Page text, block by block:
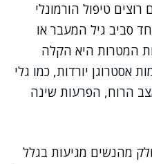
טיפול הורמונלי
סביב גיל המעבר או
המטרות היא הקלה
אסטרוגן יורדות, כמו גלי
הרוח, הפרעות שינה
מהנשים מגיעות בגלל